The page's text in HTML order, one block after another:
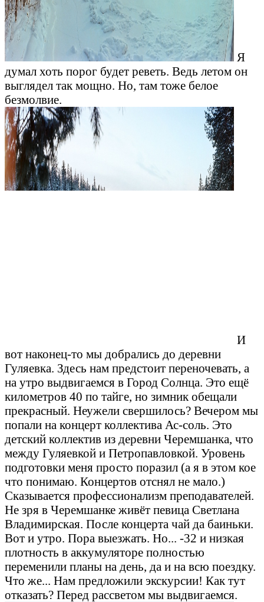
Я
думал хоть порог будет реветь. Ведь летом он
выглядел так мощно. Но, там тоже белое
безмолвие.
И
вот наконец-то мы добрались до деревни
Гуляевка. Здесь нам предстоит переночевать, а
на утро выдвигаемся в Город Солнца. Это ещё
километров 40 по тайге, но зимник обещали
прекрасный. Неужели свершилось? Вечером мы
попали на концерт коллектива Ас-соль. Это
детский коллектив из деревни Черемшанка, что
между Гуляевкой и Петропавловкой. Уровень
подготовки меня просто поразил (а я в этом кое
что понимаю. Концертов отснял не мало.)
Сказывается профессионализм преподавателей.
Не зря в Черемшанке живёт певица Светлана
Владимирская. После концерта чай да баиньки.
Вот и утро. Пора выезжать. Но... -32 и низкая
плотность в аккумуляторе полностью
переменили планы на день, да и на всю поездку.
Что же... Нам предложили экскурсии! Как тут
отказать? Перед рассветом мы выдвигаемся.